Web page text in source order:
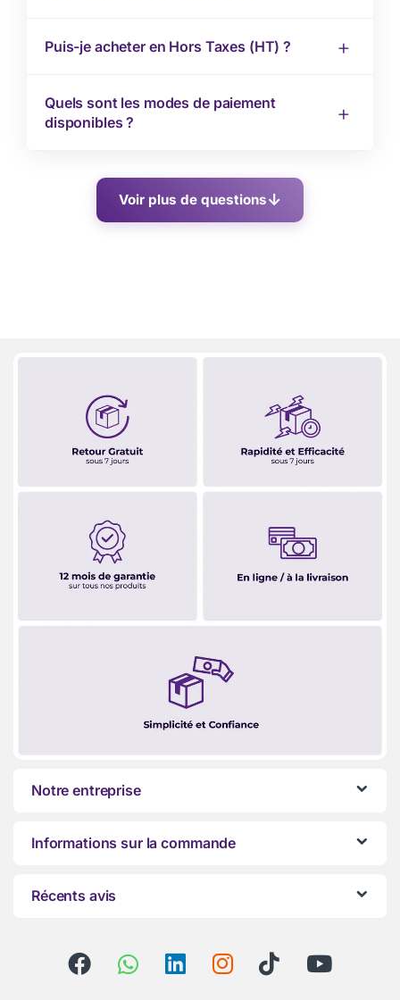
Puis-je acheter en Hors Taxes (HT) ?
Quels sont les modes de paiement
disponibles ?
Voir plus de questions
Notre entreprise
Informations sur la commande
Récents avis